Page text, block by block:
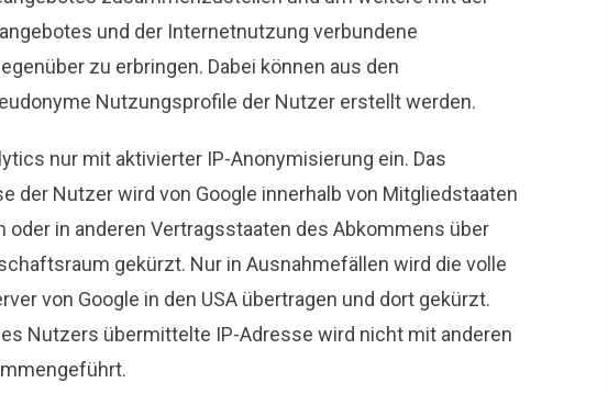
und der Internetnutzung verbundene
zu erbringen. Dabei können aus den
Nutzungsprofile der Nutzer erstellt werden.
nur mit aktivierter IP-Anonymisierung ein. Das
der Nutzer wird von Google innerhalb von Mitgliedstaaten
oder in anderen Vertragsstaaten des Abkommens über
gekürzt. Nur in Ausnahmefällen wird die volle
von Google in den USA übertragen und dort gekürzt.
Nutzers übermittelte IP-Adresse wird nicht mit anderen